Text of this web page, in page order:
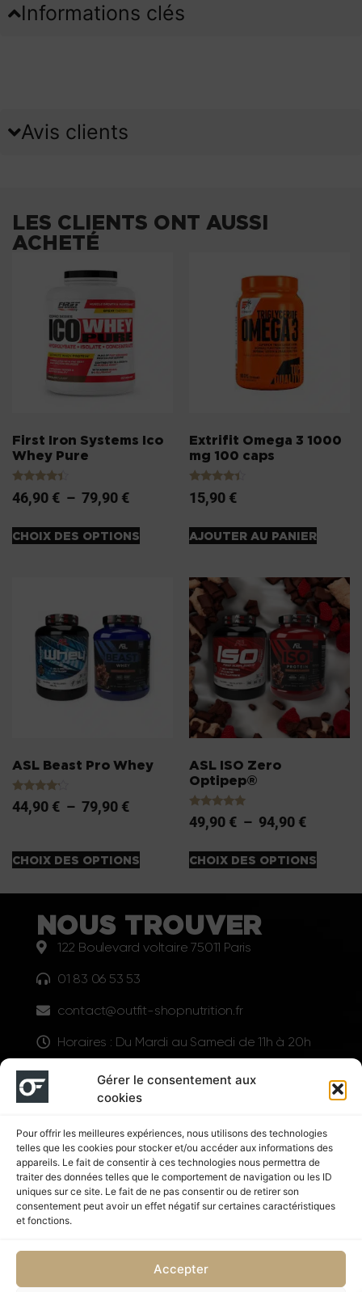
Gérer le consentement aux
cookies
Pour offrir les meilleures expériences, nous utilisons des technologies
telles que les cookies pour stocker et/ou accéder aux informations des
appareils. Le fait de consentir à ces technologies nous permettra de
traiter des données telles que le comportement de navigation ou les ID
uniques sur ce site. Le fait de ne pas consentir ou de retirer son
consentement peut avoir un effet négatif sur certaines caractéristiques
et fonctions.
Accepter
Informations clés
Avis clients
LES CLIENTS ONT AUSSI
ACHETÉ
First Iron Systems Ico
Whey Pure
Note
4.20
46,90 € – 79,90 €
CHOIX DES OPTIONS
Extrifit Omega 3 1000
mg 100 caps
Note
4.20
15,90 €
AJOUTER AU PANIER
ASL Beast Pro Whey
Note
4.00
44,90 € – 79,90 €
CHOIX DES OPTIONS
ASL ISO Zero
Optipep®
Note
5.00
49,90 € – 94,90 €
CHOIX DES OPTIONS
NOUS TROUVER
122 Boulevard voltaire 75011 Paris
01 83 06 53 53
contact@outfit-shopnutrition.fr
Horaires : Du Mardi au Samedi de 11h à 20h
LIENS UTILES
Suivez nous